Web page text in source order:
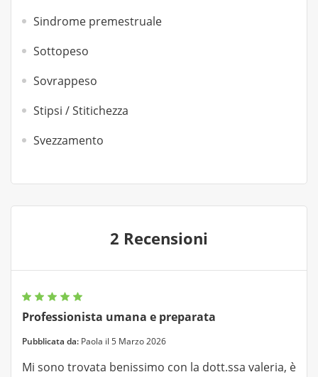
Sindrome premestruale
Sottopeso
Sovrappeso
Stipsi / Stitichezza
Svezzamento
2 Recensioni
Professionista umana e preparata
Pubblicata da: Paola il 5 Marzo 2026
Mi sono trovata benissimo con la dott.ssa valeria, è